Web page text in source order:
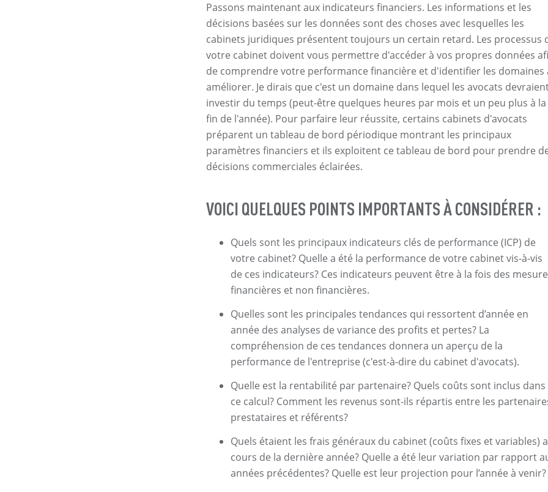
Passons maintenant aux indicateurs financiers. Les informations et les
décisions basées sur les données sont des choses avec lesquelles les
cabinets juridiques présentent toujours un certain retard. Les processus
votre cabinet doivent vous permettre d'accéder à vos propres données
de comprendre votre performance financière et d'identifier les domaines
améliorer. Je dirais que c'est un domaine dans lequel les avocats
investir du temps (peut-être quelques heures par mois et un peu plus à la
fin de l'année). Pour parfaire leur réussite, certains cabinets d'avocats
préparent un tableau de bord périodique montrant les principaux
paramètres financiers et ils exploitent ce tableau de bord pour prendre
décisions commerciales éclairées.
VOICI QUELQUES POINTS IMPORTANTS À CONSIDÉRER :
Quels sont les principaux indicateurs clés de performance (ICP) de
votre cabinet? Quelle a été la performance de votre cabinet vis-à-vis
de ces indicateurs? Ces indicateurs peuvent être à la fois des
financières et non financières.
Quelles sont les principales tendances qui ressortent d’année en
année des analyses de variance des profits et pertes? La
compréhension de ces tendances donnera un aperçu de la
performance de l'entreprise (c'est-à-dire du cabinet d'avocats).
Quelle est la rentabilité par partenaire? Quels coûts sont inclus dans
ce calcul? Comment les revenus sont-ils répartis entre les
prestataires et référents?
Quels étaient les frais généraux du cabinet (coûts fixes et variables)
cours de la dernière année? Quelle a été leur variation par rapport
années précédentes? Quelle est leur projection pour l’année à venir?